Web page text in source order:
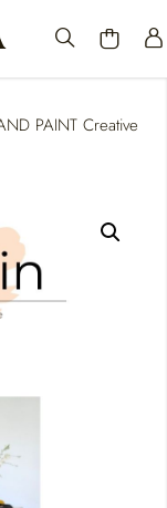
PAINT Creative